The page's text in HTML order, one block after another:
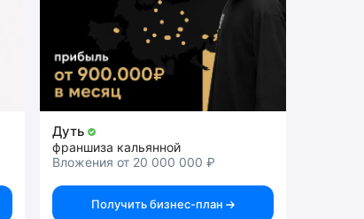
Дуть
франшиза кальянной
Вложения от 20 000 000 ₽
Получить бизнес-план